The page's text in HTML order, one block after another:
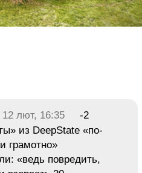
12 лют, 16:35
-2
из DeepState «по-
грамотно»
«ведь повредить,